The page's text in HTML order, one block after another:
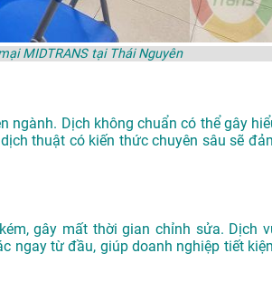
MIDTRANS tại Thái Nguyên
ngành. Dịch không chuẩn có thể gây
thuật có kiến thức chuyên sâu sẽ
gây mất thời gian chỉnh sửa. Dịch
ngay từ đầu, giúp doanh nghiệp tiết